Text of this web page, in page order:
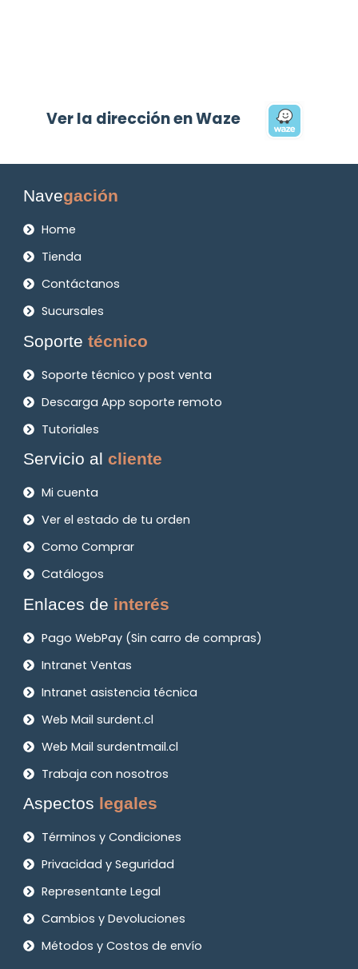
Ver la dirección en Waze
Navegación
Home
Tienda
Contáctanos
Sucursales
Soportetécnico
Soporte técnico y post venta
Descarga App soporte remoto
Tutoriales
Servicio alcliente
Mi cuenta
Ver el estado de tu orden
Como Comprar
Catálogos
Enlaces de interés
Pago WebPay (Sin carro de compras)
Intranet Ventas
Intranet asistencia técnica
Web Mail surdent.cl
Web Mail surdentmail.cl
Trabaja con nosotros
Aspectos legales
Términos y Condiciones
Privacidad y Seguridad
Representante Legal
Cambios y Devoluciones
Métodos y Costos de envío